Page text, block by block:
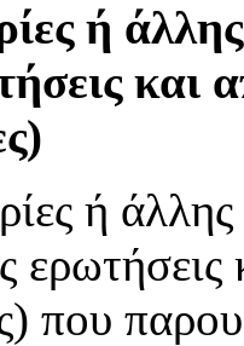
ή άλλης
και
ή άλλης
ερωτήσεις
που